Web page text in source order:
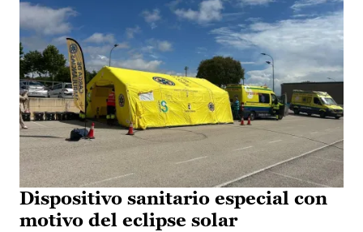
Dispositivo sanitario especial con
motivo del eclipse solar